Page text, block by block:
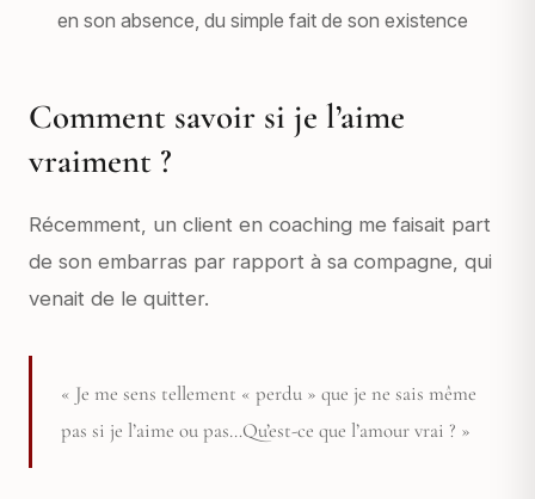
en son absence, du simple fait de son existence
Comment savoir si je l’aime
vraiment ?
Récemment, un client en coaching me faisait part
de son embarras par rapport à sa compagne, qui
venait de le quitter.
« Je me sens tellement « perdu » que je ne sais même
pas si je l’aime ou pas…Qu’est-ce que l’amour vrai ? »